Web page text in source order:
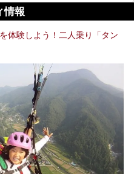
お料理に舌鼓、特別な日に泊まりた
を、実際に宿泊した目線で紹介しま
情報
体験しよう！二人乗り「タン